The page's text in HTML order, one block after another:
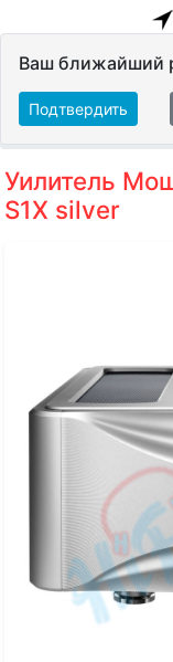
Ваш ближайший
Подтвердить
Уилитель
S1X silver